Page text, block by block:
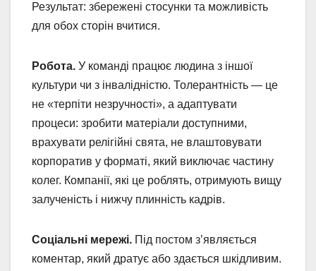
Результат: збережені стосунки та можливість
для обох сторін вчитися.
Робота. У команді працює людина з іншої
культури чи з інвалідністю. Толерантність — це
не «терпіти незручності», а адаптувати
процеси: зробити матеріали доступними,
врахувати релігійні свята, не влаштовувати
корпоратив у форматі, який виключає частину
колег. Компанії, які це роблять, отримують вищу
залученість і нижчу плинність кадрів.
Соціальні мережі. Під постом з’являється
коментар, який дратує або здається шкідливим.